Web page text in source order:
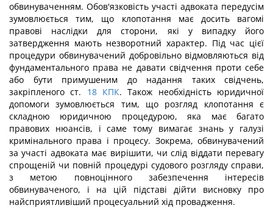
обвинуваченням. Обов'язковість участі адвоката передусім
зумовлюється тим, що клопотання має досить вагомі
правові наслідки для сторони, які у випадку його
затвердження мають незворотний характер. Під час цієї
процедури обвинувачений добровільно відмовляються від
фундаментального права не давати свідчення проти себе
або бути примушеним до надання таких свідчень,
закріпленого ст. 18 КПК. Також необхідність юридичної
допомоги зумовлюється тим, що розгляд клопотання є
складною юридичною процедурою, яка має багато
правових нюансів, і саме тому вимагає знань у галузі
кримінального права і процесу. Зокрема, обвинувачений
за участі адвоката має вирішити, чи слід віддати перевагу
спрощеній чи повній процедурі судового розгляду справи,
з метою повноцінного забезпечення інтересів
обвинуваченого, і на цій підставі дійти висновку про
найсприятливіший процесуальний хід провадження.